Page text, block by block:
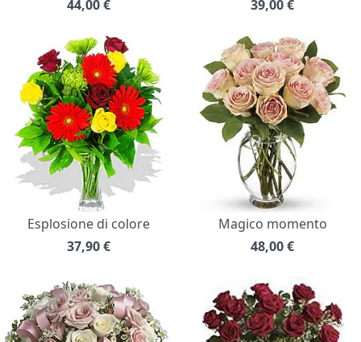
44,00€
39,00€
Esplosione di colore
37,90€
Magico momento
48,00€